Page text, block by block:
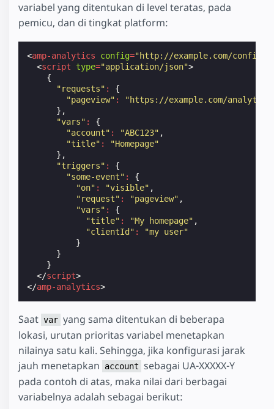
variabel yang ditentukan di level teratas, pada
pemicu, dan di tingkat platform:
<amp-analytics config="http://example.com/
<script type="application/json">
{
"requests" :
{
"pageview" :
"https://example.com/
},
"vars" :
{
"account" : "ABC123" ,
"title" :
"Homepage"
},
"triggers" :
{
"some-event" :
{
"on" : "visible" ,
"request" : "pageview" ,
"vars" :
{
"title" : "My homepage" ,
"clientId" :
"my user"
}
}
}
</script>
</amp-analytics>
Saat var yang sama ditentukan di beberapa
lokasi, urutan prioritas variabel menetapkan
nilainya satu kali. Sehingga, jika konfigurasi jarak
jauh menetapkan
account sebagai UA-XXXXX-Y
pada contoh di atas, maka nilai dari berbagai
variabelnya adalah sebagai berikut: